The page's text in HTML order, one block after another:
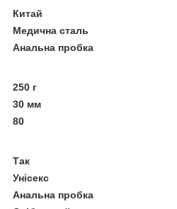
Китай
Медична сталь
Анальна пробка
250 г
30 мм
80
Так
Унісекс
Анальна пробка